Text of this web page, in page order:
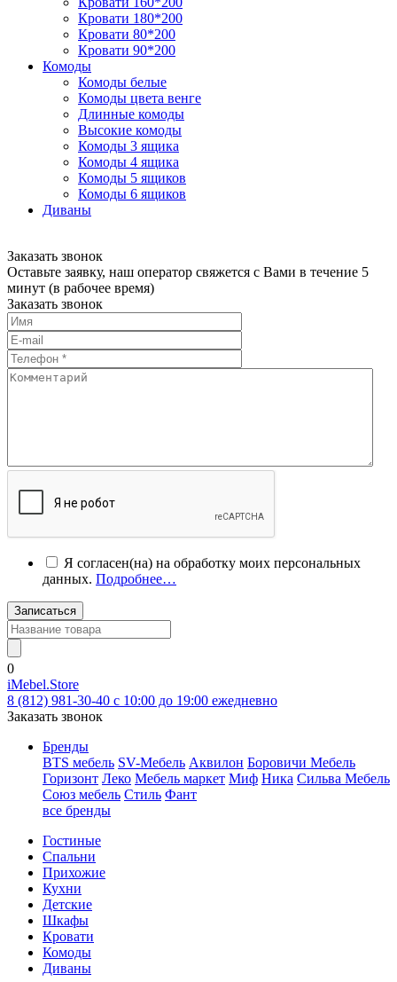
Кровати 180*200
Кровати 80*200
Кровати 90*200
Комоды
Комоды белые
Комоды цвета венге
Длинные комоды
Высокие комоды
Комоды 3 ящика
Комоды 4 ящика
Комоды 5 ящиков
Комоды 6 ящиков
Диваны
Заказать звонок
Оставьте заявку, наш оператор свяжется с Вами в течение 5
минут (в рабочее время)
Заказать звонок
Я согласен(на) на обработку моих персональных
данных. Подробнее…
Записаться
0
iMebel.Store
8 (812) 981-30-40 c 10:00 до 19:00 ежедневно
Заказать звонок
Бренды
BTS мебель SV-Мебель Аквилон Боровичи Мебель
Горизонт Леко Мебель маркет Миф Ника Сильва Мебель
Союз мебель Стиль Фант
все бренды
Гостиные
Спальни
Прихожие
Кухни
Детские
Шкафы
Кровати
Комоды
Диваны